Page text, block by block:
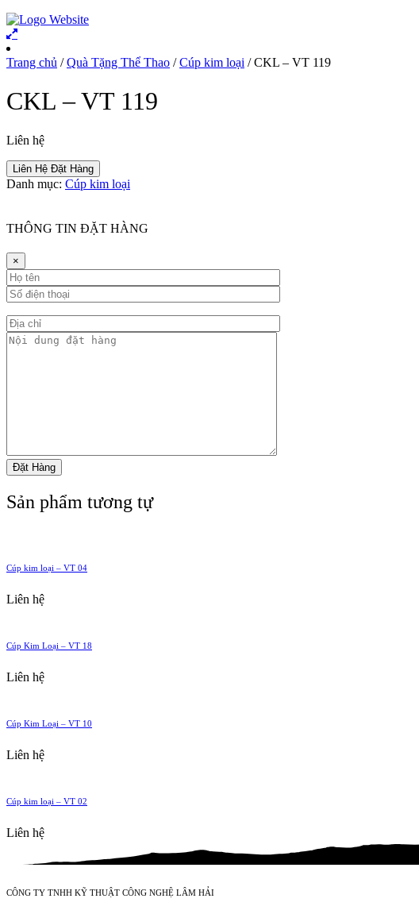
Trang chủ /Quà Tặng Thể Thao /Cúp kim loại / CKL – VT 119
CKL – VT 119
Liên hệ
Liên Hệ Đặt Hàng
Danh mục: Cúp kim loại
THÔNG TIN ĐẶT HÀNG
×
Sản phẩm tương tự
Cúp kim loại – VT 04
Liên hệ
Cúp Kim Loại – VT 18
Liên hệ
Cúp Kim Loại – VT 10
Liên hệ
Cúp kim loại – VT 02
Liên hệ
CÔNG TY TNHH KỸ THUẬT CÔNG NGHỆ LÂM HẢI